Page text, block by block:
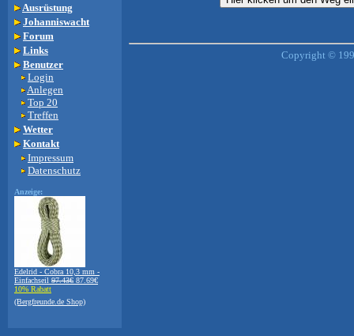
Ausrüstung
Johanniswacht
Forum
Links
Benutzer
Login
Anlegen
Top 20
Treffen
Wetter
Kontakt
Impressum
Datenschutz
Anzeige:
Edelrid - Cobra 10,3 mm -
Einfachseil 97.43€ 87.69€
10% Rabatt
(Bergfreunde.de Shop)
Copyright ©